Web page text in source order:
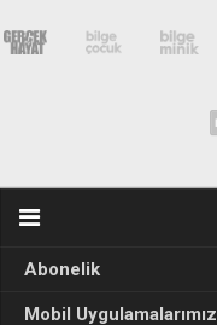
Abonelik
Mobil Uygulamalarımız